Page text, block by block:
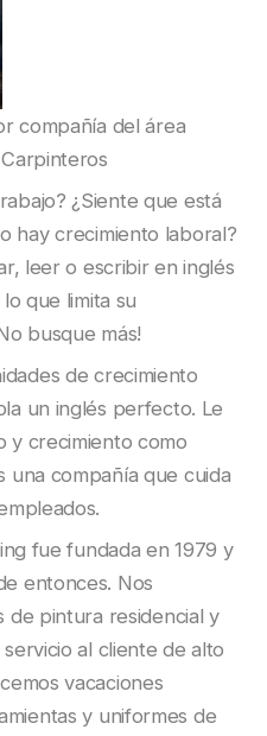
compañía del área
¿Siente que está
hay crecimiento laboral?
leer o escribir en inglés
que limita su
busque más!
de crecimiento
un inglés perfecto. Le
y crecimiento como
una compañía que cuida
fue fundada en 1979 y
entonces. Nos
de pintura residencial y
al cliente de alto
vacaciones
y uniformes de